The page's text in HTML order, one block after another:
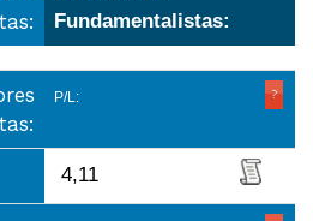
Fundamentalistas:
P/L:
4,11